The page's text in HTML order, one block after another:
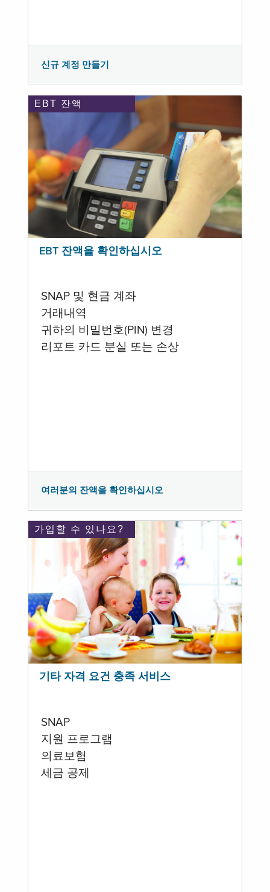
신규 계정 만들기
EBT 잔액
EBT 잔액을 확인하십시오
SNAP 및 현금 계좌
거래내역
귀하의 비밀번호(PIN) 변경
리포트 카드 분실 또는 손상
여러분의 잔액을 확인하십시오
가입할 수 있나요?
기타 자격 요건 충족 서비스
SNAP
지원 프로그램
의료보험
세금 공제